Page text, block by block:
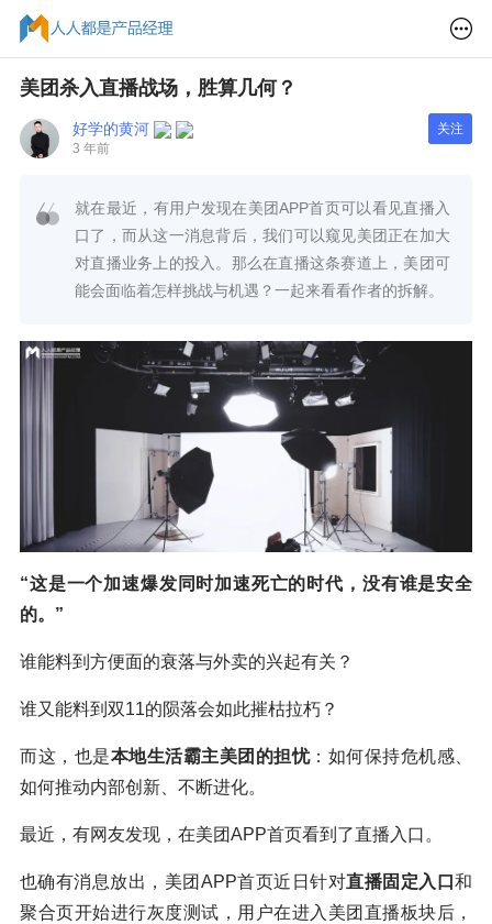
美团杀入直播战场，胜算几何？
好学的黄河
3 年前
关注
就在最近，有用户发现在美团APP首页可以看见直播入
口了，而从这一消息背后，我们可以窥见美团正在加大
对直播业务上的投入。那么在直播这条赛道上，美团可
能会面临着怎样挑战与机遇？一起来看看作者的拆解。
“这是一个加速爆发同时加速死亡的时代，没有谁是安全
的。”
谁能料到方便面的衰落与外卖的兴起有关？
谁又能料到双11的陨落会如此摧枯拉朽？
而这，也是本地生活霸主美团的担忧：如何保持危机感、
如何推动内部创新、不断进化。
最近，有网友发现，在美团APP首页看到了直播入口。
也确有消息放出，美团APP首页近日针对直播固定入口和
聚合页开始进行灰度测试，用户在进入美团直播板块后，